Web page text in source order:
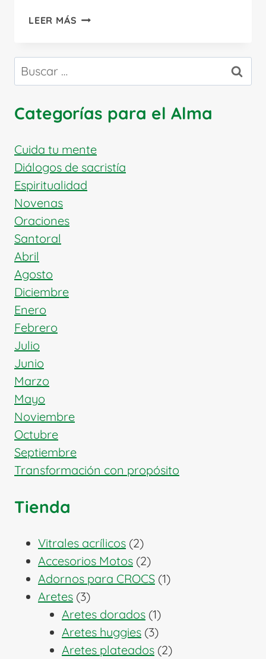
LEER MÁS ORACIÓN
BENDITAS
DEL
Buscar:
Categorías para el Alma
Cuida tu mente
Diálogos de sacristía
Espiritualidad
Novenas
Oraciones
Santoral
Abril
Agosto
Diciembre
Enero
Febrero
Julio
Junio
Marzo
Mayo
Noviembre
Octubre
Septiembre
Transformación con propósito
Tienda
Vitrales acrílicos 22
productos
Accesorios Motos 22
productos
Adornos para CROCS 11
Aretes 33
productos
Aretes dorados 11
producto
Aretes huggies 33
productos
Aretes plateados 22